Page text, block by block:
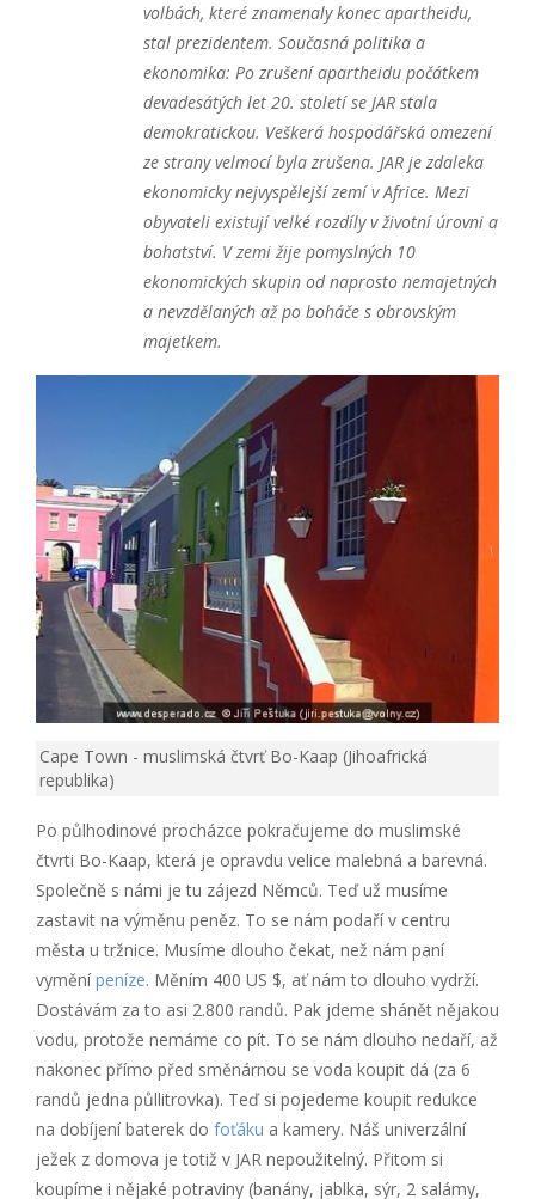
volbách, které znamenaly konec apartheidu,
stal prezidentem. Současná politika a
ekonomika: Po zrušení apartheidu počátkem
devadesátých let 20. století se JAR stala
demokratickou. Veškerá hospodářská omezení
ze strany velmocí byla zrušena. JAR je zdaleka
ekonomicky nejvyspělejší zemí v Africe. Mezi
obyvateli existují velké rozdíly v životní úrovni a
bohatství. V zemi žije pomyslných 10
ekonomických skupin od naprosto nemajetných
a nevzdělaných až po boháče s obrovským
majetkem.
Cape Town - muslimská čtvrť Bo-Kaap (Jihoafrická
republika)
Po půlhodinové procházce pokračujeme do muslimské
čtvrti Bo-Kaap, která je opravdu velice malebná a barevná.
Společně s námi je tu zájezd Němců. Teď už musíme
zastavit na výměnu peněz. To se nám podaří v centru
města u tržnice. Musíme dlouho čekat, než nám paní
vyměnípeníze. Měním 400 US $, ať nám to dlouho vydrží.
Dostávám za to asi 2.800 randů. Pak jdeme shánět nějakou
vodu, protože nemáme co pít. To se nám dlouho nedaří, až
nakonec přímo před směnárnou se voda koupit dá (za 6
randů jedna půllitrovka). Teď si pojedeme koupit redukce
na dobíjení baterek do foťáku a kamery. Náš univerzální
ježek z domova je totiž v JAR nepoužitelný. Přitom si
koupíme i nějaké potraviny (banány, jablka, sýr, 2 salámy,